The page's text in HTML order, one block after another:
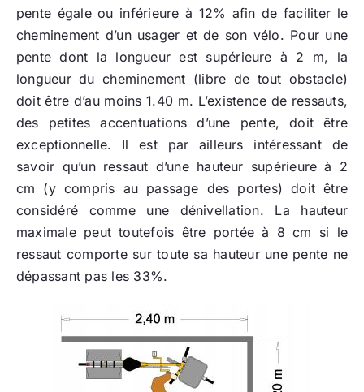
pente égale ou inférieure à 12% afin de faciliter le
cheminement d’un usager et de son vélo. Pour une
pente dont la longueur est supérieure à 2 m, la
longueur du cheminement (libre de tout obstacle)
doit être d’au moins 1.40 m. L’existence de ressauts,
des petites accentuations d’une pente, doit être
exceptionnelle. Il est par ailleurs intéressant de
savoir qu’un ressaut d’une hauteur supérieure à 2
cm (y compris au passage des portes) doit être
considéré comme une dénivellation. La hauteur
maximale peut toutefois être portée à 8 cm si le
ressaut comporte sur toute sa hauteur une pente ne
dépassant pas les 33%.